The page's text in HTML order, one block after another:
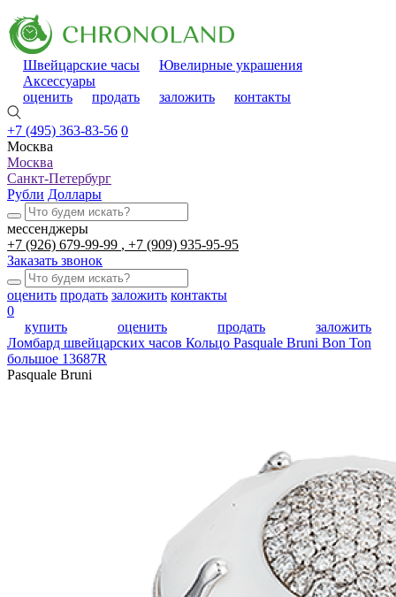
Швейцарские часы
Ювелирные украшения
Аксессуары
оценить
продать заложить контакты
+7 (495) 363-83-56 0
Москва
Москва
Санкт-Петербург
Рубли Доллары
мессенджеры
+7 (926) 679-99-99
+7 (909) 935-95-95
Заказать звонок
оценить продать заложить контакты
0
купить
оценить продать
заложить
Ломбард швейцарских часов Кольцо Pasquale Bruni Bon Ton
большое 13687R
Pasquale Bruni